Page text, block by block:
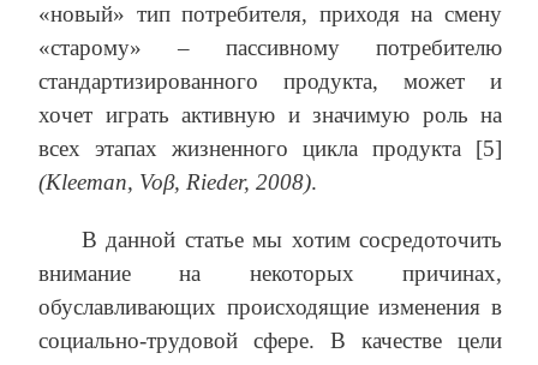
«новый» тип потребителя, приходя на смену
«старому» – пассивному потребителю
стандартизированного продукта, может и
хочет играть активную и значимую роль на
всех этапах жизненного цикла продукта [5]
(Kleeman, Voβ, Rieder, 2008).
В данной статье мы хотим сосредоточить
внимание на некоторых причинах,
обуславливающих происходящие изменения в
социально-трудовой сфере. В качестве цели